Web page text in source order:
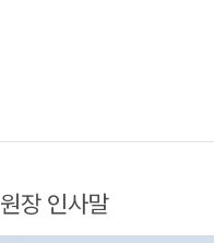
원장 인사말